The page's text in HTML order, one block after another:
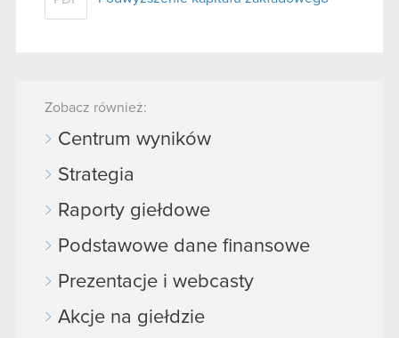
Zobacz również:
Centrum wyników
Strategia
Raporty giełdowe
Podstawowe dane finansowe
Prezentacje i webcasty
Akcje na giełdzie